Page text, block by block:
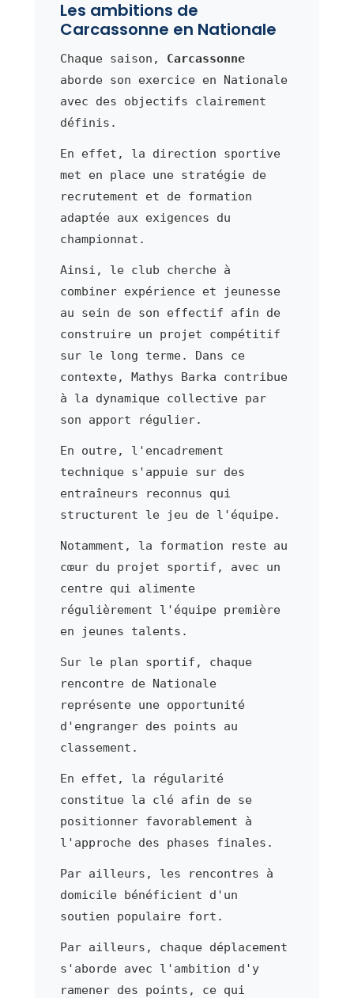
Les ambitions de
Carcassonne en Nationale
Chaque saison, Carcassonne
aborde son exercice en Nationale
avec des objectifs clairement
définis.
En effet, la direction sportive
met en place une stratégie de
recrutement et de formation
adaptée aux exigences du
championnat.
Ainsi, le club cherche à
combiner expérience et jeunesse
au sein de son effectif afin de
construire un projet compétitif
sur le long terme. Dans ce
contexte, Mathys Barka contribue
à la dynamique collective par
son apport régulier.
En outre, l'encadrement
technique s'appuie sur des
entraîneurs reconnus qui
structurent le jeu de l'équipe.
Notamment, la formation reste au
cœur du projet sportif, avec un
centre qui alimente
régulièrement l'équipe première
en jeunes talents.
Sur le plan sportif, chaque
rencontre de Nationale
représente une opportunité
d'engranger des points au
classement.
En effet, la régularité
constitue la clé afin de se
positionner favorablement à
l'approche des phases finales.
Par ailleurs, les rencontres à
domicile bénéficient d'un
soutien populaire fort.
Par ailleurs, chaque déplacement
s'aborde avec l'ambition d'y
ramener des points, ce qui